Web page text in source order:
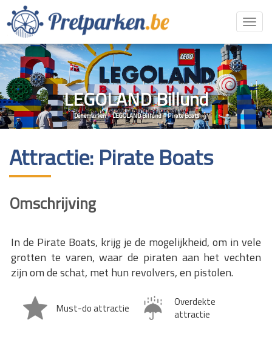
LEGOLAND Billund
Denemarken»LEGOLAND Billund»Pirate Boats
Attractie: Pirate Boats
Omschrijving
In de Pirate Boats, krijg je de mogelijkheid, om in vele
grotten te varen, waar de piraten aan het vechten
zijn om de schat, met hun revolvers, en pistolen.
Must-do attractie
Overdekte
attractie